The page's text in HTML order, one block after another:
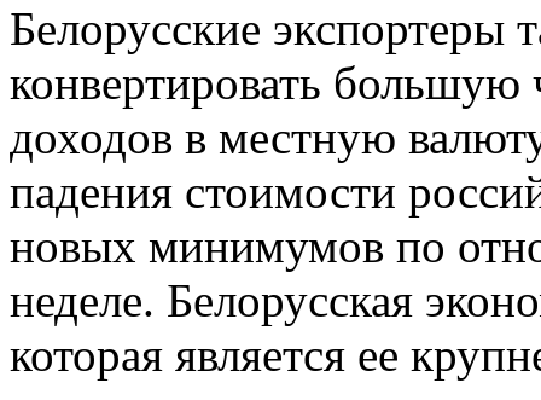
Белорусские экспортеры
конвертировать большую
доходов в местную
падения стоимости
новых минимумов по
неделе. Белорусская
которая является ее